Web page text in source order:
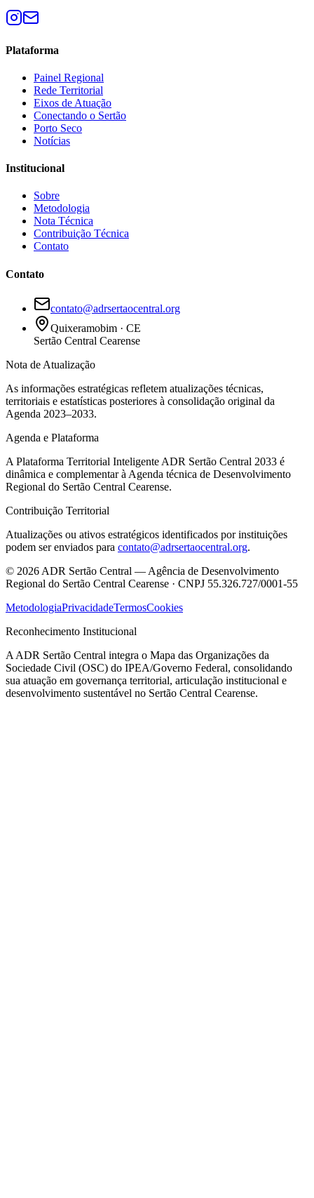
Plataforma
Painel Regional
Rede Territorial
Eixos de Atuação
Conectando o Sertão
Porto Seco
Notícias
Institucional
Sobre
Metodologia
Nota Técnica
Contribuição Técnica
Contato
Contato
contato@adrsertaocentral.org
Quixeramobim · CE
Sertão Central Cearense
Nota de Atualização
As informações estratégicas refletem atualizações técnicas,
territoriais e estatísticas posteriores à consolidação original da
Agenda 2023–2033.
Agenda e Plataforma
A Plataforma Territorial Inteligente ADR Sertão Central 2033 é
dinâmica e complementar à Agenda técnica de Desenvolvimento
Regional do Sertão Central Cearense.
Contribuição Territorial
Atualizações ou ativos estratégicos identificados por instituições
podem ser enviados para contato@adrsertaocentral.org.
© 2026 ADR Sertão Central — Agência de Desenvolvimento
Regional do Sertão Central Cearense · CNPJ 55.326.727/0001-55
MetodologiaPrivacidadeTermosCookies
Reconhecimento Institucional
A ADR Sertão Central integra o Mapa das Organizações da
Sociedade Civil (OSC) do IPEA/Governo Federal, consolidando
sua atuação em governança territorial, articulação institucional e
desenvolvimento sustentável no Sertão Central Cearense.